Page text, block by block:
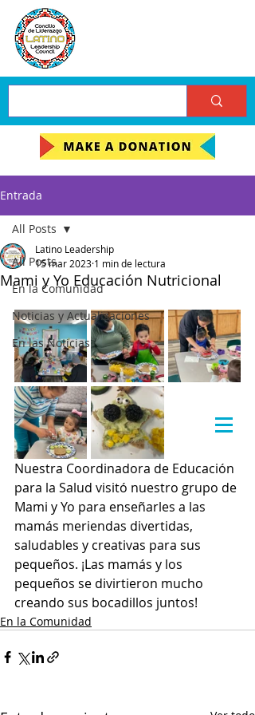
Entrada
All Posts
En la Comunidad
Noticias y Actualizaciones
En las Noticias
All Posts
Mami y Yo Educación Nutricional
Latino Leadership
15 mar 2023 1 min de lectura
Nuestra Coordinadora de Educación
para la Salud visitó nuestro grupo de
Mami y Yo para enseñarles a las
mamás meriendas divertidas,
saludables y creativas para sus
pequeños. ¡Las mamás y los
pequeños se divirtieron mucho
creando sus bocadillos juntos!
En la Comunidad